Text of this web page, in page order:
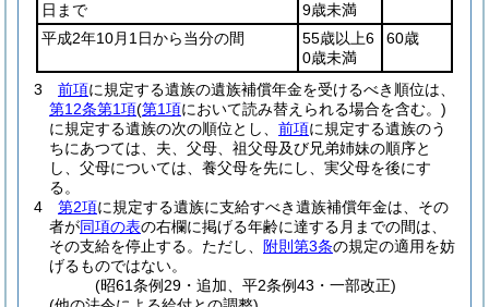
日まで
9歳未満
平成2年10月1日から当分の間
55歳以上6
0歳未満
60歳
3 前項に規定する遺族の遺族補償年金を受けるべき順位は、
第12条第1項(第1項において読み替えられる場合を含む。)
に規定する遺族の次の順位とし、 前項に規定する遺族のう
ちにあつては、夫、父母、祖父母及び兄弟姉妹の順序と
し、父母については、養父母を先にし、実父母を後にす
る。
4
第2項に規定する遺族に支給すべき遺族補償年金は、その
者が同項の表の右欄に掲げる年齢に達する月までの間は、
その支給を停止する。 ただし、 附則第3条の規定の適用を妨
げるものではない。
(昭61条例29・追加、平2条例43・一部改正)